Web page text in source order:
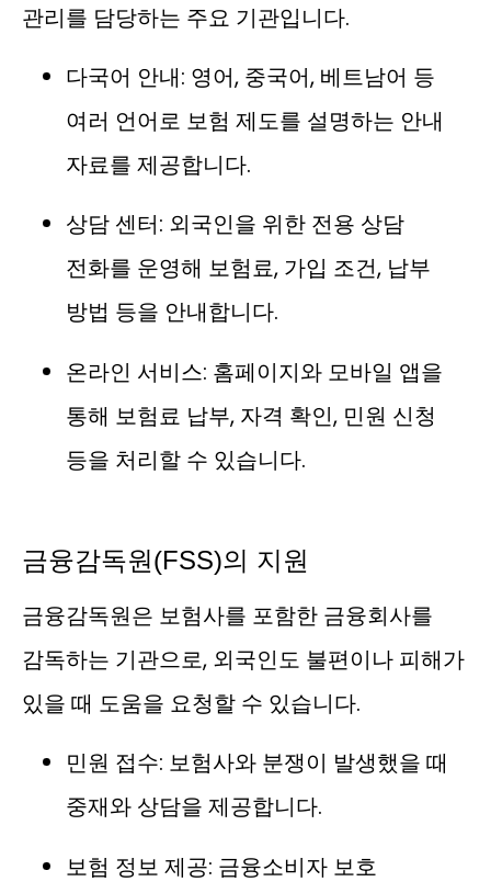
관리를 담당하는 주요 기관입니다.
다국어 안내: 영어, 중국어, 베트남어 등
여러 언어로 보험 제도를 설명하는 안내
자료를 제공합니다.
상담 센터: 외국인을 위한 전용 상담
전화를 운영해 보험료, 가입 조건, 납부
방법 등을 안내합니다.
온라인 서비스: 홈페이지와 모바일 앱을
통해 보험료 납부, 자격 확인, 민원 신청
등을 처리할 수 있습니다.
금융감독원(FSS)의 지원
금융감독원은 보험사를 포함한 금융회사를
감독하는 기관으로, 외국인도 불편이나 피해가
있을 때 도움을 요청할 수 있습니다.
민원 접수: 보험사와 분쟁이 발생했을 때
중재와 상담을 제공합니다.
보험 정보 제공: 금융소비자 보호